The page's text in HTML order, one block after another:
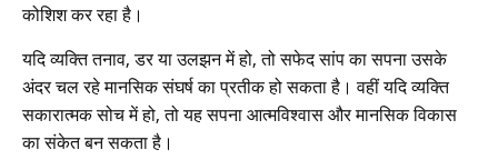
कोशिश कर रहा है।
यदि व्यक्ति तनाव, डर या उलझन में हो, तो सफेद सांप का सपना उसके
अंदर चल रहे मानसिक संघर्ष का प्रतीक हो सकता है। वहीं यदि व्यक्ति
सकारात्मक सोच में हो, तो यह सपना आत्मविश्वास और मानसिक विकास
का संकेत बन सकता है।